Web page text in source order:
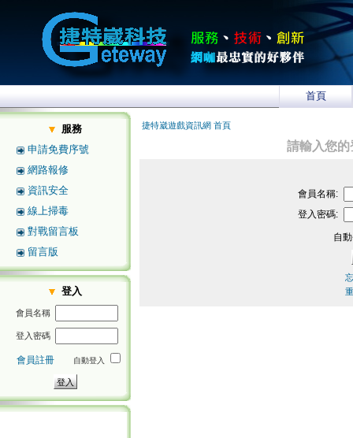
首頁
服務
申請免費序號
網路報修
資訊安全
線上掃毒
對戰留言板
留言版
登入
會員名稱
登入密碼
會員註冊 自動登入
捷特崴遊戲資訊網 首頁
請輸入您
會員名稱:
登入密碼:
自